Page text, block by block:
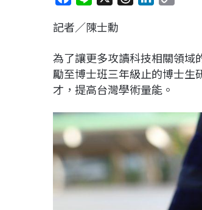
c
b
o
o
n
a
d
s
e
d
I
L
i
記者／陳士勳
為了讓更多攻讀科技相關領域
勵至博士班三年級止的博士生
才，提高台灣學術量能。